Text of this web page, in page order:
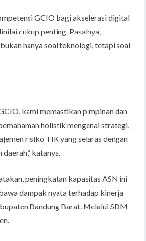
GCIO bagi akselerasi digital
cukup penting. Pasalnya,
hanya soal teknologi, tetapi soal
kami memastikan pimpinan dan
holistik mengenai strategi,
risiko TIK yang selaras dengan
katanya.
peningkatan kapasitas ASN ini
dampak nyata terhadap kinerja
Bandung Barat. Melalui SDM